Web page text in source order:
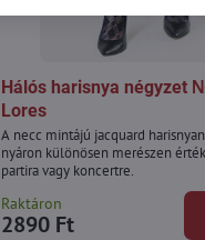
Hálós harisnya négyzet
Lores
A necc mintájú jacquard
nyáron különösen merészen
partira vagy koncertre.
Raktáron
2890 Ft